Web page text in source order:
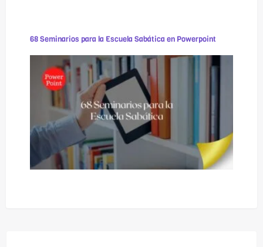
68 Seminarios para la Escuela Sabática en Powerpoint